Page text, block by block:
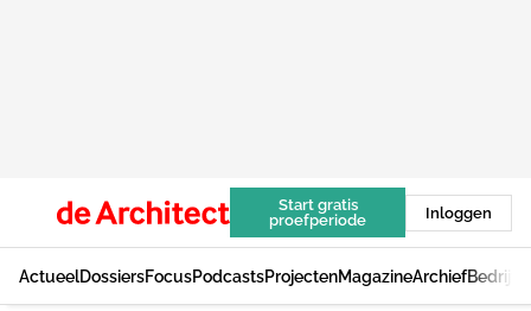
Start gratis
proefperiode
Inloggen
ActueelDossiersFocusPodcastsProjectenMagazineArchief